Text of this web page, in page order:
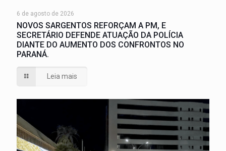
6 de agosto de 2026
NOVOS SARGENTOS REFORÇAM A PM, E
SECRETÁRIO DEFENDE ATUAÇÃO DA POLÍCIA
DIANTE DO AUMENTO DOS CONFRONTOS NO
PARANÁ.
Leia mais